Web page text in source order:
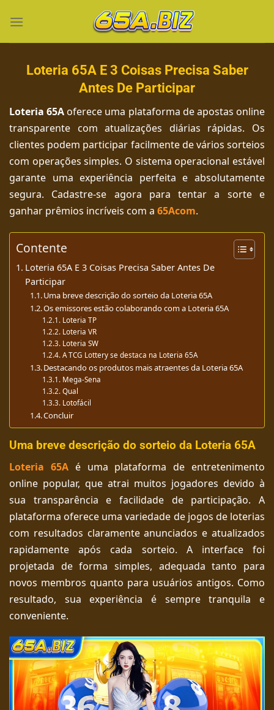
đến
nội
Loteria 65A E 3 Coisas Precisa Saber
Antes De Participar
Loteria 65Aoferece uma plataforma de apostas online
transparente com atualizações diárias rápidas. Os
clientes podem participar facilmente de vários sorteios
com operações simples. O sistema operacional estável
garante uma experiência perfeita e absolutamente
segura. Cadastre-se agora para tentar a sorte e
ganhar prêmios incríveis com a 65Acom.
Contente
Loteria 65A E 3 Coisas Precisa Saber Antes De
Participar
Uma breve descrição do sorteio da Loteria 65A
Os emissores estão colaborando com a Loteria 65A
Loteria TP
Loteria VR
Loteria SW
A TCG Lottery se destaca na Loteria 65A
Destacando os produtos mais atraentes da Loteria 65A
Mega-Sena
Qual
Lotofácil
Concluir
Uma breve descrição do sorteio da Loteria 65A
Loteria 65Aé uma plataforma de entretenimento
online popular, que atrai muitos jogadores devido à
sua transparência e facilidade de participação. A
plataforma oferece uma variedade de jogos de loterias
com resultados claramente anunciados e atualizados
rapidamente após cada sorteio. A interface foi
projetada de forma simples, adequada tanto para
novos membros quanto para usuários antigos. Como
resultado, sua experiência é sempre tranquila e
conveniente.